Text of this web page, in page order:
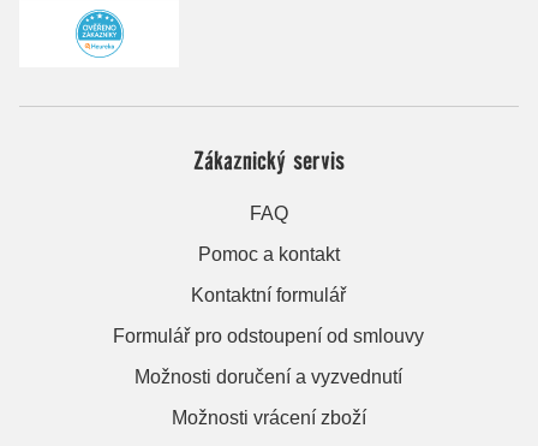
Zákaznický servis
FAQ
Pomoc a kontakt
Kontaktní formulář
Formulář pro odstoupení od smlouvy
Možnosti doručení a vyzvednutí
Možnosti vrácení zboží